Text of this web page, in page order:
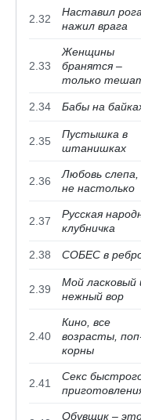
2.32
Наставил
нажил врага
2.33
Женщины
бранятся –
только
2.34 Бабы на
2.35
Пустышка в
штанишках
2.36
Любовь слепа,
не настолько
2.37
Русская
клубничка
2.38 СОБЕС в
2.39
Мой ласковый
нежный вор
2.40
Кино, все
возрасты,
корны
2.41
Секс
Обувщик –